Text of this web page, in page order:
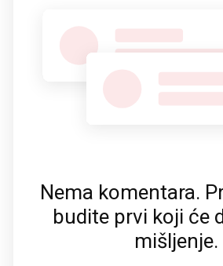
Nema komentara.
budite prvi koji će
mišljenje.